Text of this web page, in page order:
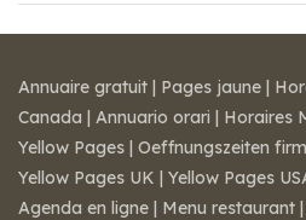
Annuaire gratuit | Pages jaune |
Canada | Annuario orari | Horaires
Yellow Pages | Oeffnungszeiten
Yellow Pages UK | Yellow Pages
Agenda en ligne | Menu restaurant |